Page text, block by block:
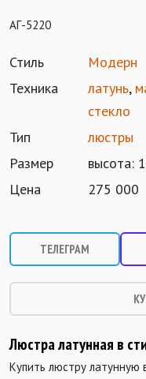
АГ-5220
Стиль
Модерн
Техника
латунь,
стекло
Тип
люстры
Размер
высота:
Цена
275 000
ТЕЛЕГРАМ
Люстра латунная в
Купить люстру латунную